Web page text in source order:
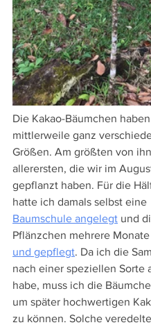
Die Kakao-Bäumchen haben
mittlerweile ganz
Größen. Am größten von
allerersten, die wir im
gepflanzt haben. Für die
hatte ich damals selbst eine
Baumschule angelegt und
Pflänzchen mehrere Monate
und gepflegt. Da ich die
nach einer speziellen Sorte
habe, muss ich die
um später hochwertigen
zu können. Solche